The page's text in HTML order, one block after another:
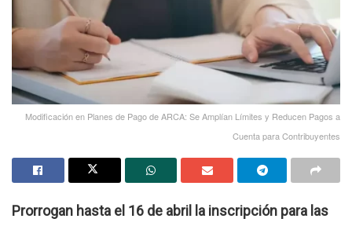
Modificación en Planes de Pago de ARCA: Se Amplían Límites y Reducen Pagos a
Cuenta para Contribuyentes
Prorrogan hasta el 16 de abril la inscripción para las